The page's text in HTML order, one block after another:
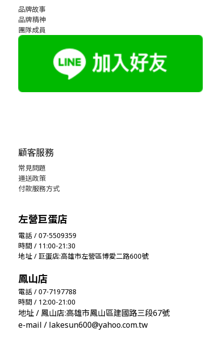
品牌故事
品牌精神
團隊成員
顧客服務
常見問題
運送政策
付款服務方式
左營巨蛋店
電話 / 07-5509359
時間 / 11:00-21:30
地址 / 巨蛋店:高雄市左營區博愛二路600號
鳳山店
電話 / 07-7197788
時間 / 12:00-21:00
地址 / 鳳山店:高雄市鳳山區建國路三段67號
e-mail / lakesun600@yahoo.com.tw